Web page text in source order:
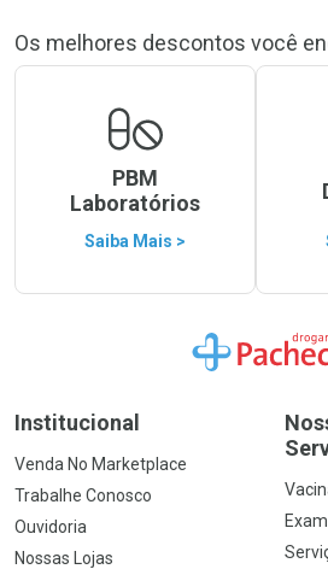
Os melhores descontos você
PBM
Laboratórios
Saiba Mais >
Ir para a Home
Institucional
Venda No Marketplace
Trabalhe Conosco
Ouvidoria
Nossas Lojas